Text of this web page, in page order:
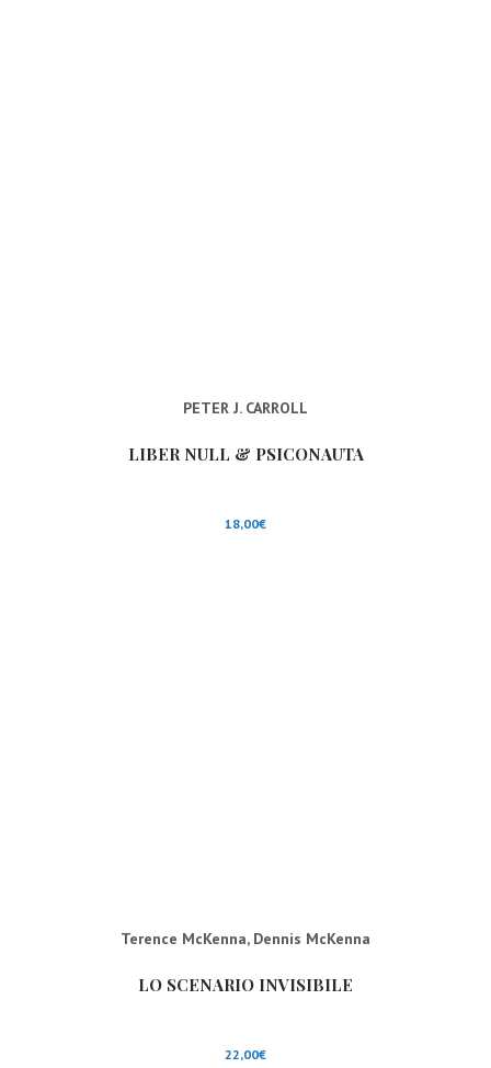
PETER J. CARROLL
LIBER NULL & PSICONAUTA
18,00€
Terence McKenna, Dennis McKenna
LO SCENARIO INVISIBILE
22,00€